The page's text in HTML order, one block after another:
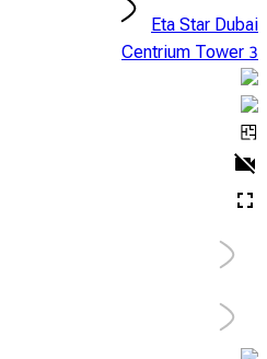
Eta Star Dubai
Centrium Tower 3